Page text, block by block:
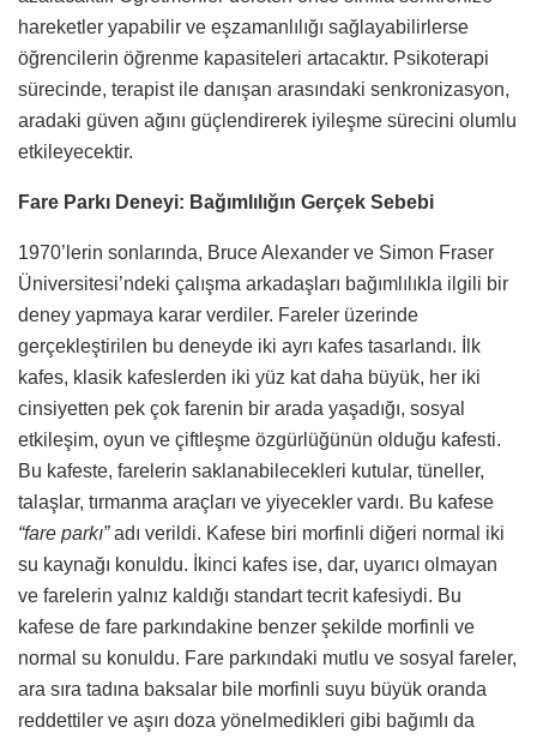
hareketler yapabilir ve eşzamanlılığı sağlayabilirlerse
öğrencilerin öğrenme kapasiteleri artacaktır. Psikoterapi
sürecinde, terapist ile danışan arasındaki senkronizasyon,
aradaki güven ağını güçlendirerek iyileşme sürecini olumlu
etkileyecektir.
Fare Parkı Deneyi: Bağımlılığın Gerçek Sebebi
1970’lerin sonlarında, Bruce Alexander ve Simon Fraser
Üniversitesi’ndeki çalışma arkadaşları bağımlılıkla ilgili bir
deney yapmaya karar verdiler. Fareler üzerinde
gerçekleştirilen bu deneyde iki ayrı kafes tasarlandı. İlk
kafes, klasik kafeslerden iki yüz kat daha büyük, her iki
cinsiyetten pek çok farenin bir arada yaşadığı, sosyal
etkileşim, oyun ve çiftleşme özgürlüğünün olduğu kafesti.
Bu kafeste, farelerin saklanabilecekleri kutular, tüneller,
talaşlar, tırmanma araçları ve yiyecekler vardı. Bu kafese
“fare parkı”adı verildi. Kafese biri morfinli diğeri normal iki
su kaynağı konuldu. İkinci kafes ise, dar, uyarıcı olmayan
ve farelerin yalnız kaldığı standart tecrit kafesiydi. Bu
kafese de fare parkındakine benzer şekilde morfinli ve
normal su konuldu. Fare parkındaki mutlu ve sosyal fareler,
ara sıra tadına baksalar bile morfinli suyu büyük oranda
reddettiler ve aşırı doza yönelmedikleri gibi bağımlı da